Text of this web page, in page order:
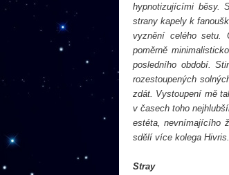
hypnotizujícími běsy.
strany kapely k
vyznění celého setu.
poměrně
posledního období.
rozestoupených
zdát. Vystoupení mě
v časech toho
estéta, nevnímajícího
sdělí více kolega Hivris.
Stray